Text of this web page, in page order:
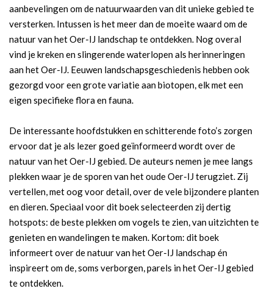
aanbevelingen om de natuurwaarden van dit unieke gebied te
versterken. Intussen is het meer dan de moeite waard om de
natuur van het Oer-IJ landschap te ontdekken. Nog overal
vind je kreken en slingerende waterlopen als herinneringen
aan het Oer-IJ. Eeuwen landschapsgeschiedenis hebben ook
gezorgd voor een grote variatie aan biotopen, elk met een
eigen specifieke flora en fauna.
De interessante hoofdstukken en schitterende foto’s zorgen
ervoor dat je als lezer goed geïnformeerd wordt over de
natuur van het Oer-IJ gebied. De auteurs nemen je mee langs
plekken waar je de sporen van het oude Oer-IJ terugziet. Zij
vertellen, met oog voor detail, over de vele bijzondere planten
en dieren. Speciaal voor dit boek selecteerden zij dertig
hotspots: de beste plekken om vogels te zien, van uitzichten te
genieten en wandelingen te maken. Kortom: dit boek
informeert over de natuur van het Oer-IJ landschap én
inspireert om de, soms verborgen, parels in het Oer-IJ gebied
te ontdekken.